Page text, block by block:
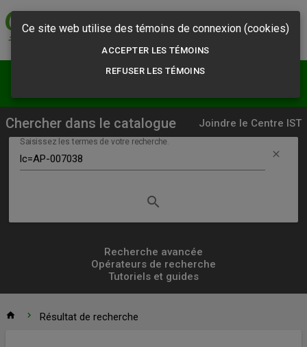
normes, de l'équité,
de la santé et de la
Chercher dans le catalogue Joindre le Centre IST
Saisissez les termes de votre recherche.
clear
searchLancer
recherche
simple
Recherche avancée
Opérateurs de recherche
Tutoriels et guides
home Accueil
chevron_right Résultat de recherche
Ce site web utilise des témoins de connexion (cookies)
ACCEPTER LES TÉMOINS
REFUSER LES TÉMOINS